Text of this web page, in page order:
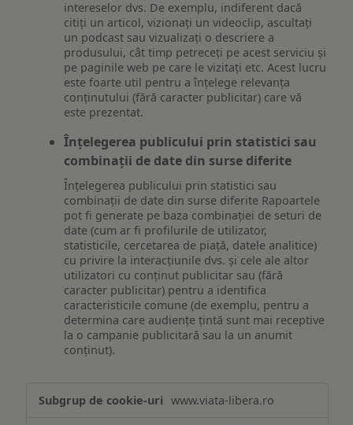
intereselor dvs. De exemplu, indiferent dacă
citiți un articol, vizionați un videoclip, ascultați
un podcast sau vizualizați o descriere a
produsului, cât timp petreceți pe acest serviciu și
pe paginile web pe care le vizitați etc. Acest lucru
este foarte util pentru a înțelege relevanța
conținutului (fără caracter publicitar) care vă
este prezentat.
Înțelegerea publicului prin statistici sau
combinații de date din surse diferite
Înțelegerea publicului prin statistici sau
combinații de date din surse diferite Rapoartele
pot fi generate pe baza combinației de seturi de
date (cum ar fi profilurile de utilizator,
statisticile, cercetarea de piață, datele analitice)
cu privire la interacțiunile dvs. și cele ale altor
utilizatori cu conținut publicitar sau (fără
caracter publicitar) pentru a identifica
caracteristicile comune (de exemplu, pentru a
determina care audiențe țintă sunt mai receptive
la o campanie publicitară sau la un anumit
conținut).
www.viata-libera.ro